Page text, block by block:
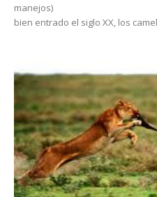
manejos)
bien entrado el siglo XX, los